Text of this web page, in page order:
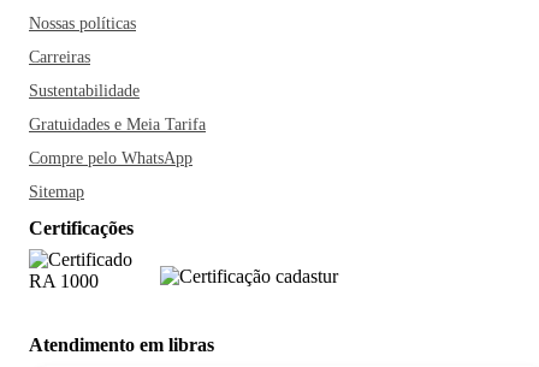
Nossas políticas
Carreiras
Sustentabilidade
Gratuidades e Meia Tarifa
Compre pelo WhatsApp
Sitemap
Certificações
Atendimento em libras